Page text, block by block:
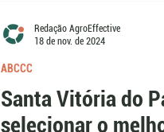
Santa Vitória do
selecionar o
ABCCC
Redação AgroEffective
18 de nov. de 2024